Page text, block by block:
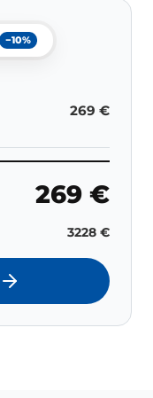
−10%
269 €
269 €
3228 €